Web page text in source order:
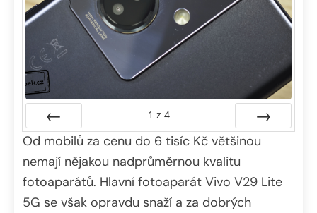
Předchozí
1 z 4
Další
Od mobilů za cenu do 6 tisíc Kč většinou
nemají nějakou nadprůměrnou kvalitu
fotoaparátů. Hlavní fotoaparát Vivo V29 Lite
5G se však opravdu snaží a za dobrých